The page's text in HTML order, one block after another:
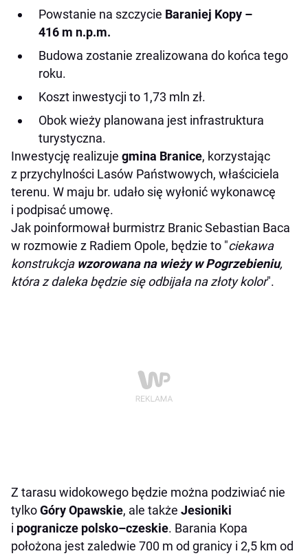
Powstanie na szczycie Baraniej Kopy –
416 m n.p.m.
Budowa zostanie zrealizowana do końca tego
roku.
Koszt inwestycji to 1,73 mln zł.
Obok wieży planowana jest infrastruktura
turystyczna.
Inwestycję realizuje gmina Branice, korzystając
z przychylności Lasów Państwowych, właściciela
terenu. W maju br. udało się wyłonić wykonawcę
i podpisać umowę.
Jak poinformował burmistrz Branic Sebastian Baca
w rozmowie z Radiem Opole, będzie to "ciekawa
konstrukcja wzorowana na wieży w Pogrzebieniu,
która z daleka będzie się odbijała na złoty kolor".
Z tarasu widokowego będzie można podziwiać nie
tylkoGóry Opawskie, ale także Jesioniki
i pogranicze polsko–czeskie. Barania Kopa
położona jest zaledwie 700 m od granicy i 2,5 km od